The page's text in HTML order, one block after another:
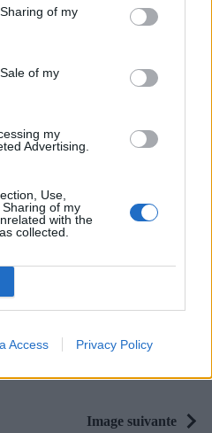
of my
of my
my
Advertising.
Use,
of my
with the
collected.
Access Privacy Policy
Forever : deux en un, ce
rouge à lèvres aux jolies
pour vos vacances. Le
liquide normal. Le
prolongateur de couleur
au fini vinyle. Tenue
longue durée et son
ce gloss vous apportera de
la brillance tout au long de
Image suivante